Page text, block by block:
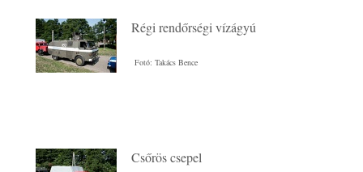
Régi rendőrségi vízágyú
Fotó: Takács Bence
Csőrös csepel